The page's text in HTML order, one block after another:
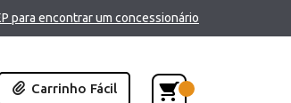
para encontrar um concessionário
Carrinho Fácil